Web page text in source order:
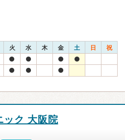
火 水 木 金 土 日 祝
ック 大阪院